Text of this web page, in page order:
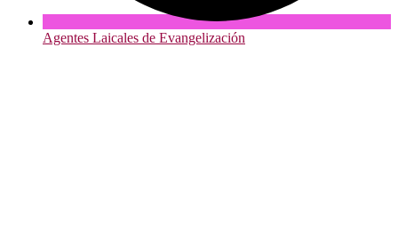
Agentes Laicales de Evangelización